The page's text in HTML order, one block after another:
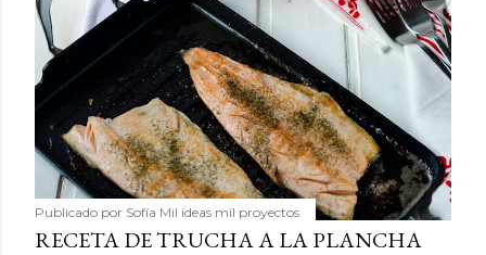
Publicado por Sofía Mil ideas mil proyectos
RECETA DE TRUCHA A LA PLANCHA